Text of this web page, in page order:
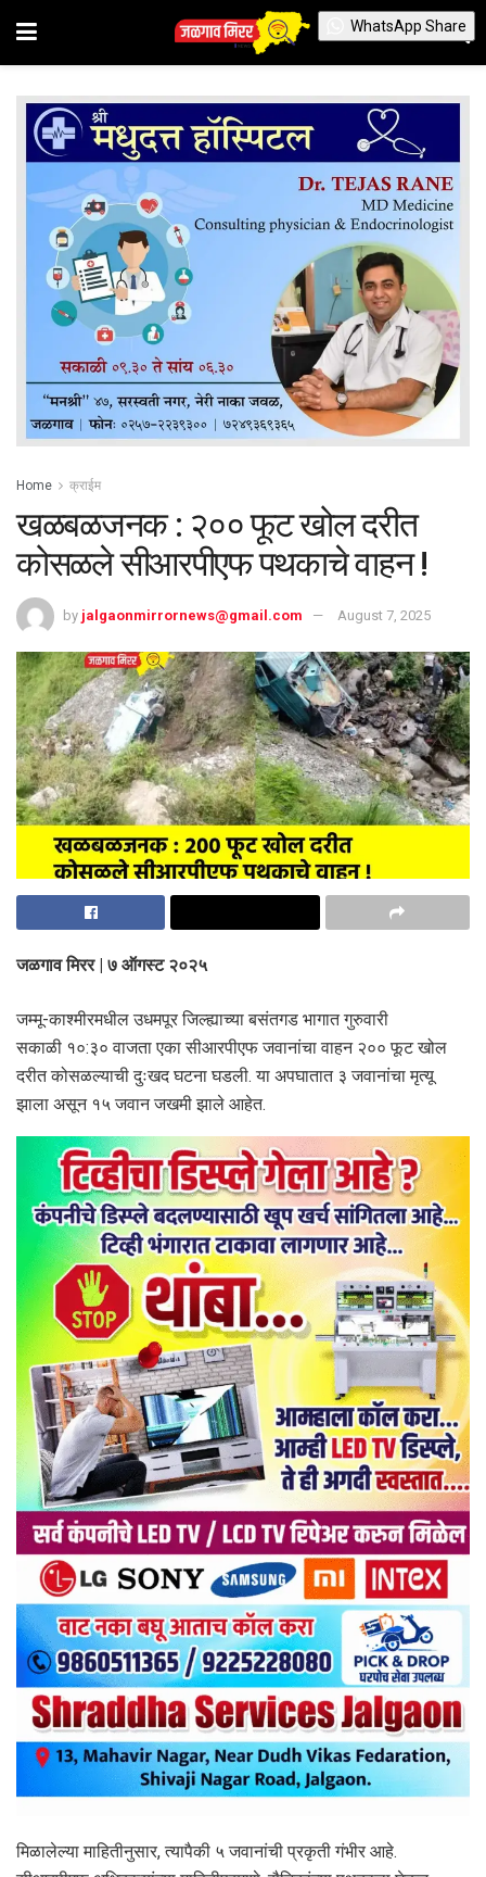
Home क्राईम
खळबळजनक : २०० फूट खोल दरीत
कोसळले सीआरपीएफ पथकाचे वाहन !
by jalgaonmirrornews@gmail.com August 7, 2025
जळगाव मिरर | ७ ऑगस्ट २०२५
जम्मू-काश्मीरमधील उधमपूर जिल्ह्याच्या बसंतगड भागात गुरुवारी
सकाळी १०:३० वाजता एका सीआरपीएफ जवानांचा वाहन २०० फूट खोल
दरीत कोसळल्याची दुःखद घटना घडली. या अपघातात ३ जवानांचा मृत्यू
झाला असून १५ जवान जखमी झाले आहेत.
मिळालेल्या माहितीनुसार, त्यापैकी ५ जवानांची प्रकृती गंभीर आहे.
WhatsApp Share